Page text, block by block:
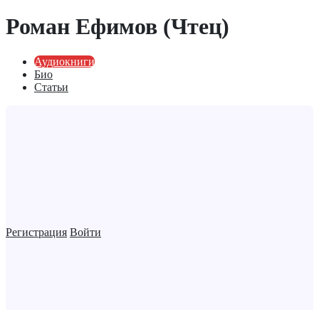
Регистрация Войти
Роман Ефимов (Чтец)
Аудиокниги
Био
Статьи